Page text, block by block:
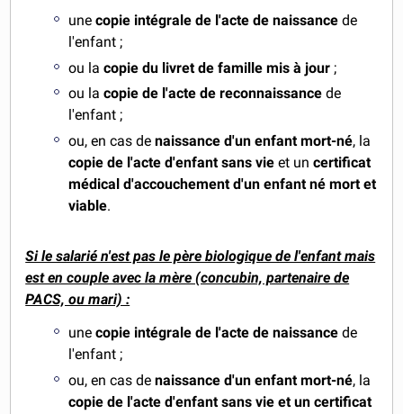
unecopie intégrale de l'acte de naissancede
l'enfant ;
ou lacopie du livret de famille mis à jour ;
ou lacopie de l'acte de reconnaissancede
l'enfant ;
ou, en cas denaissance d'un enfant mort-né, la
copie de l'acte d'enfant sans vie et uncertificat
médical d'accouchement d'un enfant né mort et
viable.
Si le salarié n'est pas le père biologique de l'enfant mais
est en couple avec la mère (concubin, partenaire de
PACS, ou mari) :
unecopie intégrale de l'acte de naissance de
l'enfant ;
ou, en cas denaissance d'un enfant mort-né, la
copie de l'acte d'enfant sans vie et un certificat